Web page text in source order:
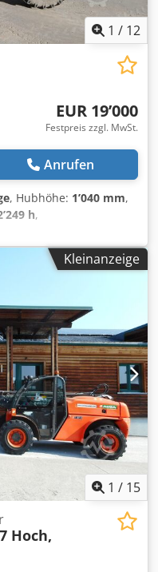
1 / 12
EUR 19’000
Festpreis zzgl. MwSt.
Anrufen
, Hubhöhe: 1’040 mm,
h,
2.780 kg
Adrjf zGG: 6.280 kg
x 296 cm Motortyp:
Kleinanzeige
1 / 15
Hoch,